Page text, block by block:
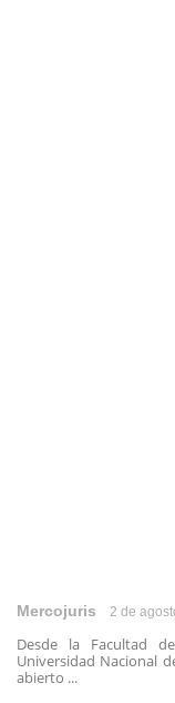
Mercojuris 2 de
Desde la Facultad
Universidad Nacional
abierto ...